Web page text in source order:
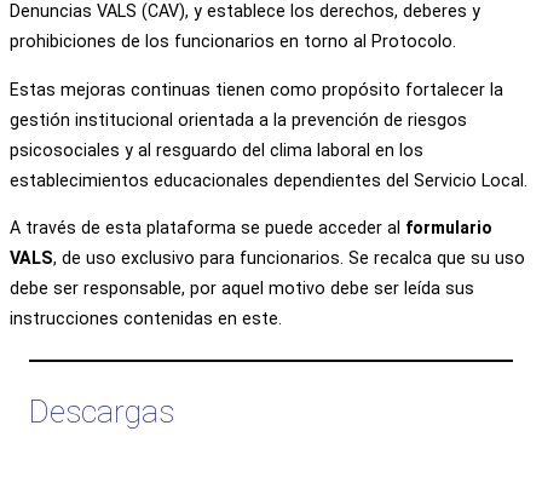
Denuncias VALS (CAV), y establece los derechos, deberes y
prohibiciones de los funcionarios en torno al Protocolo.
Estas mejoras continuas tienen como propósito fortalecer la
gestión institucional orientada a la prevención de riesgos
psicosociales y al resguardo del clima laboral en los
establecimientos educacionales dependientes del Servicio Local.
A través de esta plataforma se puede acceder al formulario
VALS, de uso exclusivo para funcionarios. Se recalca que su uso
debe ser responsable, por aquel motivo debe ser leída sus
instrucciones contenidas en este.
Descargas